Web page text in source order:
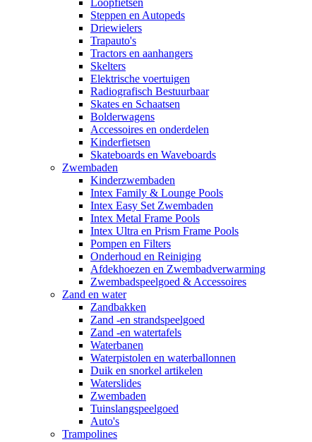
Loopfietsen
Steppen en Autopeds
Driewielers
Trapauto's
Tractors en aanhangers
Skelters
Elektrische voertuigen
Radiografisch Bestuurbaar
Skates en Schaatsen
Bolderwagens
Accessoires en onderdelen
Kinderfietsen
Skateboards en Waveboards
Zwembaden
Kinderzwembaden
Intex Family & Lounge Pools
Intex Easy Set Zwembaden
Intex Metal Frame Pools
Intex Ultra en Prism Frame Pools
Pompen en Filters
Onderhoud en Reiniging
Afdekhoezen en Zwembadverwarming
Zwembadspeelgoed & Accessoires
Zand en water
Zandbakken
Zand -en strandspeelgoed
Zand -en watertafels
Waterbanen
Waterpistolen en waterballonnen
Duik en snorkel artikelen
Waterslides
Zwembaden
Tuinslangspeelgoed
Auto's
Trampolines